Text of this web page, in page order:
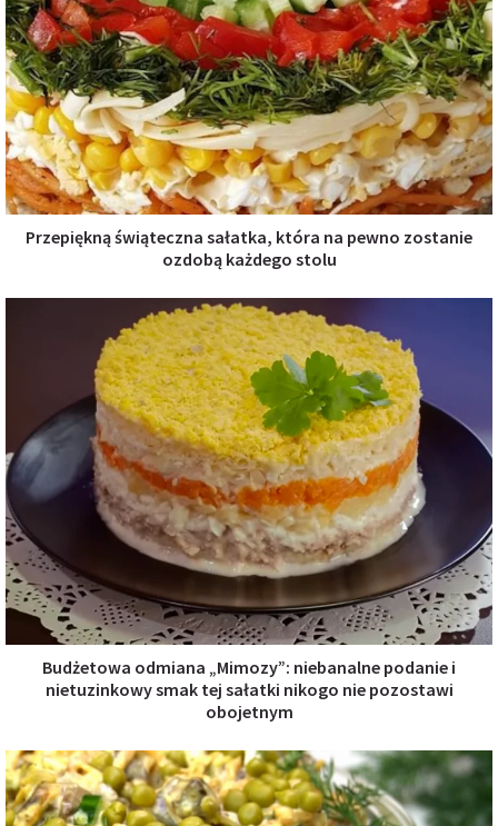
Przepiękną świąteczna sałatka, która na pewno zostanie
ozdobą każdego stolu
Budżetowa odmiana „Mimozy”: niebanalne podanie i
nietuzinkowy smak tej sałatki nikogo nie pozostawi
obojetnym